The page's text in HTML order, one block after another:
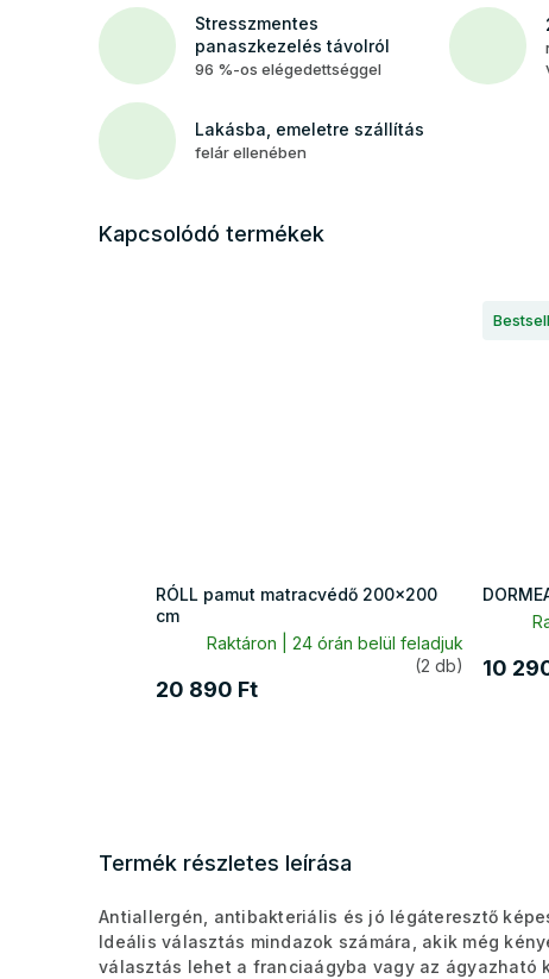
Stresszmentes
panaszkezelés távolról
96 %-os elégedettséggel
Lakásba, emeletre szállítás
felár ellenében
Kapcsolódó termékek
RÓLL pamut matracvédő 200x200
cm
Raktáron | 24 órán belül feladjuk
(2 db)
20 890 Ft
10
Termék részletes leírása
Antiallergén, antibakteriális és jó légáteresztő
Ideális választás mindazok számára, akik még
választás lehet a franciaágyba vagy az ágyazható